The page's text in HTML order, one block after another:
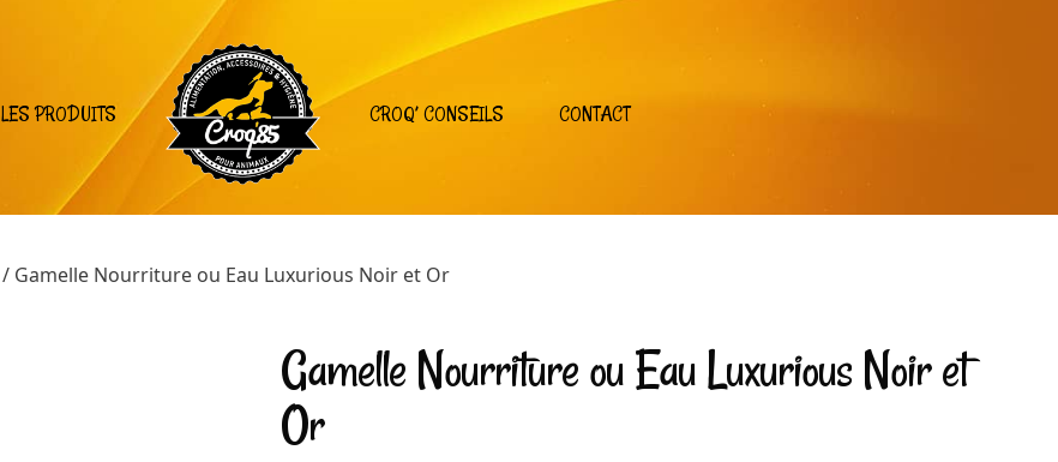
LES PRODUITS CROQ’ CONSEILS CONTACT
/ Gamelle Nourriture ou Eau Luxurious Noir et Or
Gamelle Nourriture ou Eau Luxurious Noir et
Or